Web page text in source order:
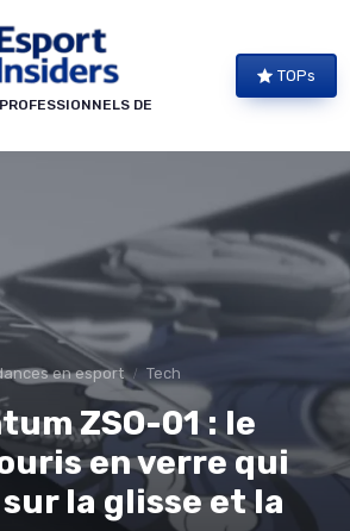
DE
TOPs
en esport Tech
ZSO-01 : le
en verre qui
la glisse et la
cookies